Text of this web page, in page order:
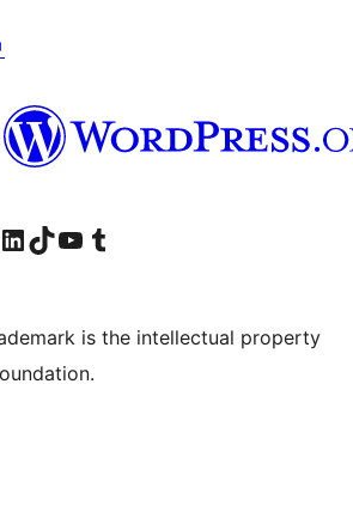
megtekintése
Instagram account
Visit our LinkedIn account
Visit our TikTok account
Visit our YouTube channel
Visit our Tumblr account
is the intellectual property